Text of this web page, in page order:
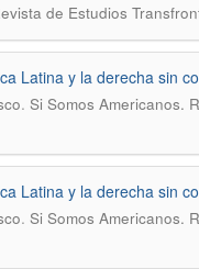
de Estudios
Latina y la derecha sin
. Si Somos Americanos.
Latina y la derecha sin
. Si Somos Americanos.